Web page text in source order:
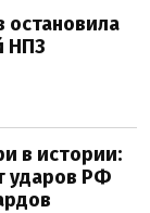
остановила
НПЗ
в истории:
ударов РФ